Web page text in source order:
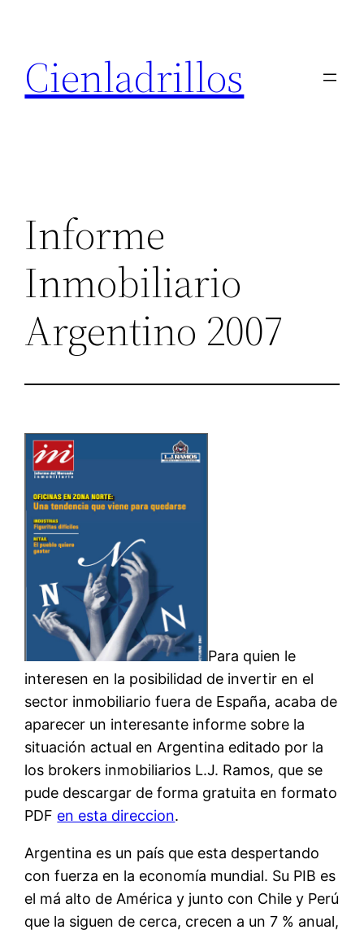
contenido
Cienladrillos
Informe
Inmobiliario
Argentino 2007
Para quien le
interesen en la posibilidad de invertir en el
sector inmobiliario fuera de España, acaba de
aparecer un interesante informe sobre la
situación actual en Argentina editado por la
los brokers inmobiliarios L.J. Ramos, que se
pude descargar de forma gratuita en formato
PDF en esta direccion.
Argentina es un país que esta despertando
con fuerza en la economía mundial. Su PIB es
el má alto de América y junto con Chile y Perú
que la siguen de cerca, crecen a un 7 % anual,